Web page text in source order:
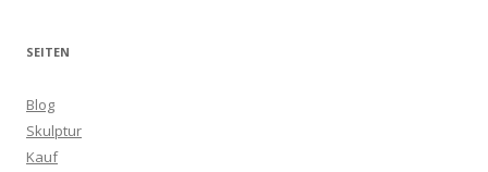
SEITEN
Blog
Skulptur
Kauf